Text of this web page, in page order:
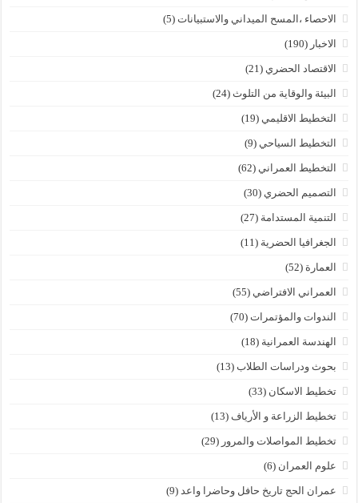
الاحصاء ،المسح الميداني والاستبيانات (5)
الاخبار (190)
الاقتصاد الحضري (21)
البيئة والوقاية من التلوث (24)
التخطيط الاقليمي (19)
التخطيط السياحي (9)
التخطيط العمراني (62)
التصميم الحضري (30)
التنمية المستدامة (27)
الجغرافيا الحضرية (11)
العمارة (52)
العمراني الافتراضي (55)
الندوات والمؤتمرات (70)
الهندسة العمرانية (18)
بحوث ودراسات الطلاب (13)
تخطيط الاسكان (33)
تخطيط الزراعة و الأرياف (13)
تخطيط المواصلات والمرور (29)
علوم العمران (6)
عمران الحج تاريخ حافل وحاضرا واعد (9)